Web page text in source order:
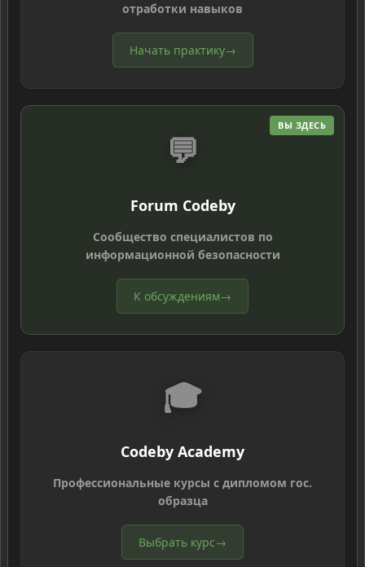
отработки навыков
Начать практику→
ВЫ ЗДЕСЬ
💬
Forum Codeby
Сообщество специалистов по
информационной безопасности
К обсуждениям→
🎓
Codeby Academy
Профессиональные курсы с дипломом гос.
образца
Выбрать курс→